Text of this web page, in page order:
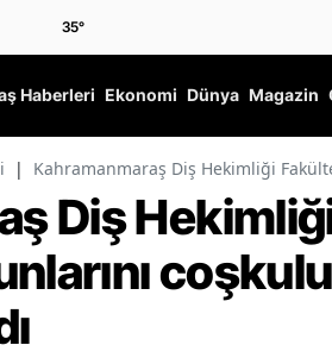
35°
Haberleri Ekonomi Dünya Magazin
| Kahramanmaraş Diş Hekimliği
Diş
coşkulu